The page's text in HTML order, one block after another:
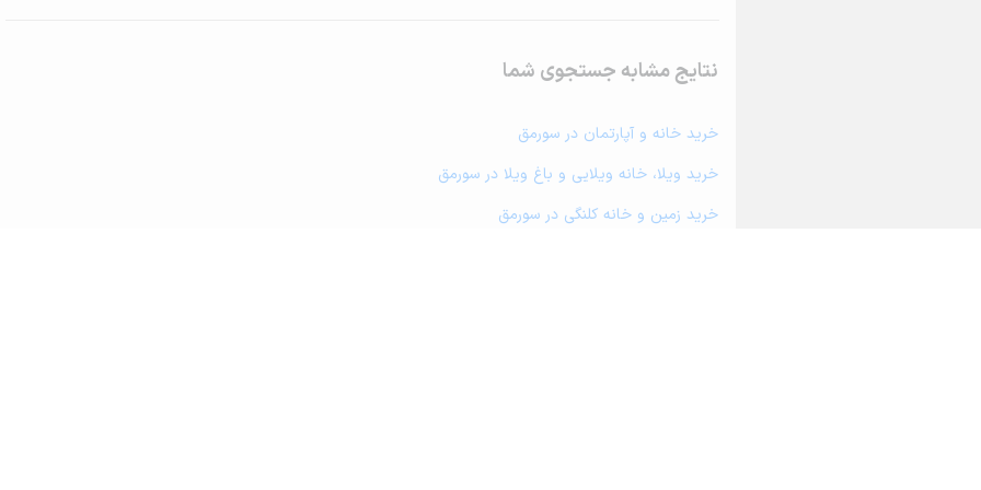
نتایج مشابه جستجوی شما
خرید خانه و آپارتمان در سورمق
خرید ویلا، خانه ویلایی و باغ ویلا در سورمق
خرید زمین و خانه کلنگی در سورمق